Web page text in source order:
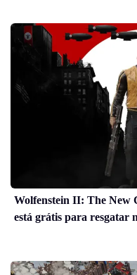
Wolfenstein II: The New
está grátis para resgatar